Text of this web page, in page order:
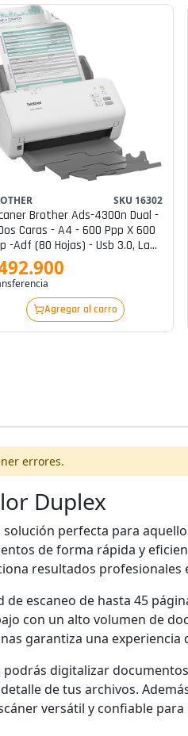
SKU 16302
Brother Ads-4300n Dual -
Caras - A4 - 600 Ppp X 600
-adf (80 Hojas) - Usb 3.0, Lan
Ads-4300n
Agregar al carro
errores.
Duplex
solución perfecta para
de forma rápida y
resultados profesionales
de escaneo de hasta 45
con un alto volumen de
garantiza una
podrás digitalizar
de tus archivos.
versátil y confiable